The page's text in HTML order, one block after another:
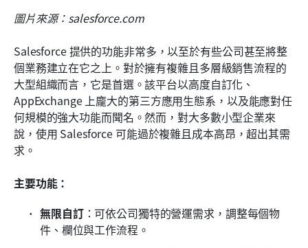
圖片來源：salesforce.com
Salesforce 提供的功能非常多，以至於有些公司甚至將整
個業務建立在它之上。對於擁有複雜且多層級銷售流程的
大型組織而言，它是首選。該平台以高度自訂化、
AppExchange 上龐大的第三方應用生態系，以及能應對任
何規模的強大功能而聞名。然而，對大多數小型企業來
說，使用 Salesforce 可能過於複雜且成本高昂，超出其需
求。
主要功能：
無限自訂：可依公司獨特的營運需求，調整每個物
件、欄位與工作流程。